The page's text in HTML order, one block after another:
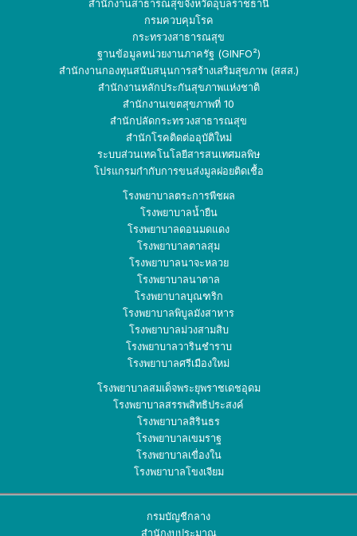
สำนักงานสาธารณสุขจังหวัดอุบลราชธานี
กรมควบคุมโรค
กระทรวงสาธารณสุข
ฐานข้อมูลหน่วยงานภาครัฐ (GINFO²)
สำนักงานกองทุนสนับสนุนการสร้างเสริมสุขภาพ (สสส.)
สำนักงานหลักประกันสุขภาพแห่งชาติ
สำนักงานเขตสุขภาพที่ 10
สำนักปลัดกระทรวงสาธารณสุข
สำนักโรคติดต่ออุบัติใหม่
ระบบส่วนเทคโนโลยีสารสนเทศมลพิษ
โปรแกรมกำกับการขนส่งมูลฝอยติดเชื้อ
โรงพยาบาลตระการพืชผล
โรงพยาบาลน้ำยืน
โรงพยาบาลดอนมดแดง
โรงพยาบาลตาลสุม
โรงพยาบาลนาจะหลวย
โรงพยาบาลนาตาล
โรงพยาบาลบุณฑริก
โรงพยาบาลพิบูลมังสาหาร
โรงพยาบาลม่วงสามสิบ
โรงพยาบาลวารินชำราบ
โรงพยาบาลศรีเมืองใหม่
โรงพยาบาลสมเด็จพระยุพราชเดชอุดม
โรงพยาบาลสรรพสิทธิประสงค์
โรงพยาบาลสิรินธร
โรงพยาบาลเขมราฐ
โรงพยาบาลเขื่องใน
โรงพยาบาลโขงเจียม
กรมบัญชีกลาง
สำนักงบประมาณ